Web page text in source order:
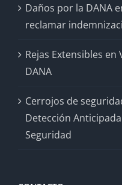
Daños por la DANA
reclamar
Rejas Extensibles en
DANA
Cerrojos de
Detección
Seguridad